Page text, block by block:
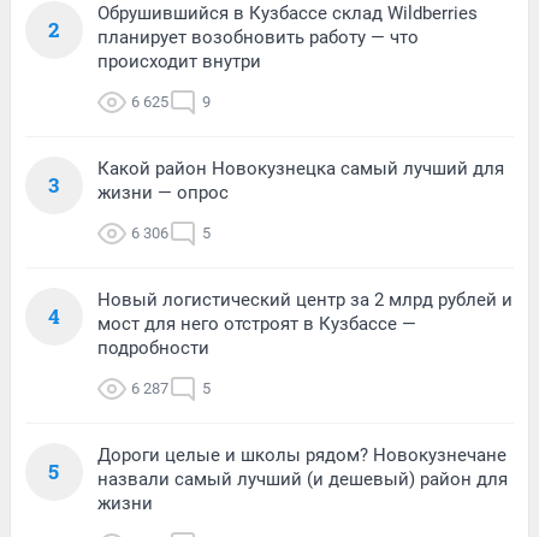
2
Обрушившийся в Кузбассе склад Wildberries
планирует возобновить работу — что
происходит внутри
6 625 9
3
Какой район Новокузнецка самый лучший для
жизни — опрос
6 306 5
4
Новый логистический центр за 2 млрд рублей и
мост для него отстроят в Кузбассе —
подробности
6 287 5
5
Дороги целые и школы рядом? Новокузнечане
назвали самый лучший (и дешевый) район для
жизни